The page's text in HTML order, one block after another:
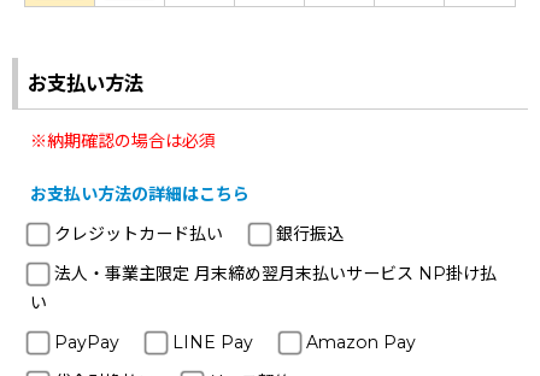
お支払い方法
※納期確認の場合は必須
お支払い方法の詳細はこちら
クレジットカード払い
銀行振込
法人・事業主限定 月末締め翌月末払いサービス NP掛け払
い
PayPay
LINE Pay
Amazon Pay